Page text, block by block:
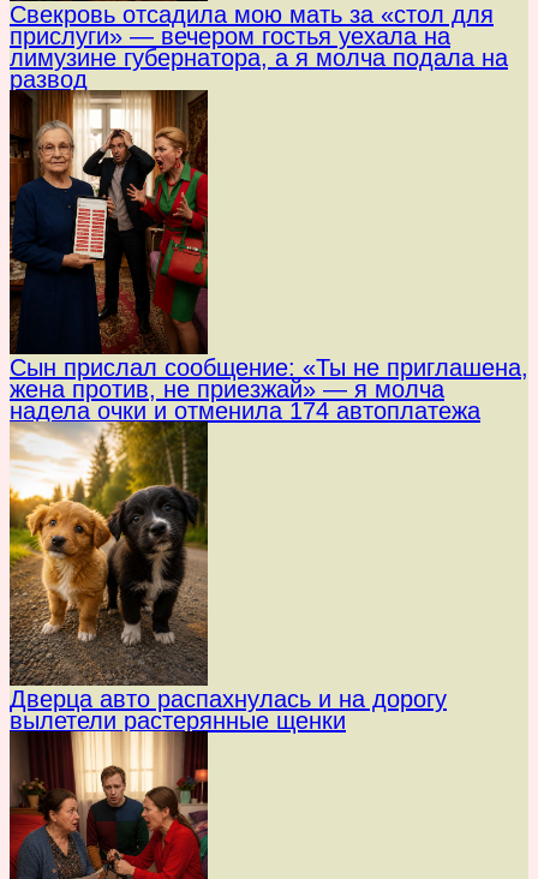
Свекровь отсадила мою мать за «стол для
прислуги» — вечером гостья уехала на
лимузине губернатора, а я молча подала на
развод
Сын прислал сообщение: «Ты не приглашена,
жена против, не приезжай» — я молча
надела очки и отменила 174 автоплатежа
Дверца авто распахнулась и на дорогу
вылетели растерянные щенки